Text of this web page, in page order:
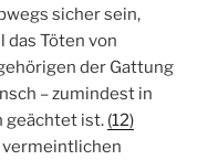
sicher sein,
das Töten von
der Gattung
– zumindest in
geächtet ist. (12)
vermeintlichen